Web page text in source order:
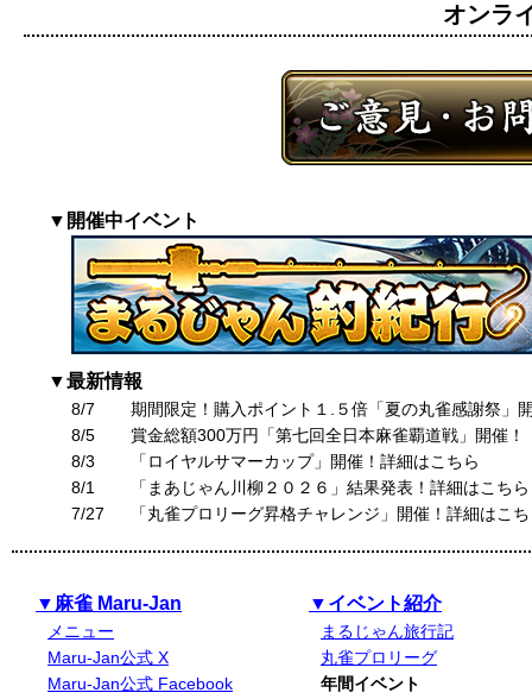
オンラ
▼開催中イベント
▼最新情報
8/7
期間限定！購入ポイント１.５倍「夏の丸雀感謝祭」
8/5
賞金総額300万円「第七回全日本麻雀覇道戦」開催！
8/3
「ロイヤルサマーカップ」開催！詳細はこちら
8/1
「まあじゃん川柳２０２６」結果発表！詳細はこちら
7/27
「丸雀プロリーグ昇格チャレンジ」開催！詳細はこ
▼麻雀 Maru-Jan
メニュー
Maru-Jan公式 X
Maru-Jan公式 Facebook
▼イベント紹介
まるじゃん旅行記
丸雀プロリーグ
年間イベント